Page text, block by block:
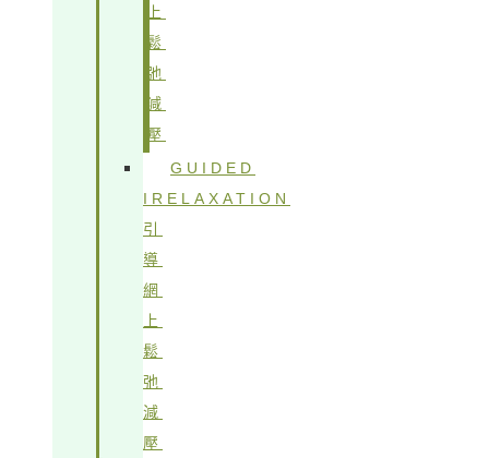
上
鬆
弛
減
壓
GUIDED
IRELAXATION
引
導
網
上
鬆
弛
減
壓